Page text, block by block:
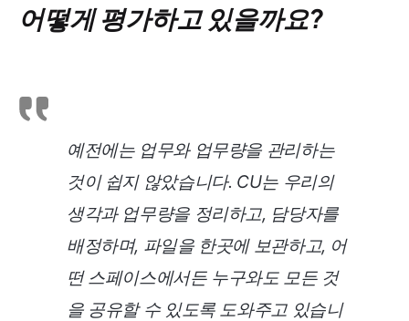
어떻게 평가하고 있을까요?
예전에는 업무와 업무량을 관리하는
것이 쉽지 않았습니다. CU는 우리의
생각과 업무량을 정리하고, 담당자를
배정하며, 파일을 한곳에 보관하고, 어
떤 스페이스에서든 누구와도 모든 것
을 공유할 수 있도록 도와주고 있습니